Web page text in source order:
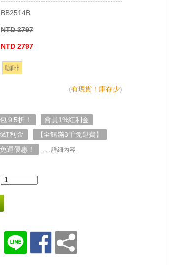
BB2514B
NTD 3797
NTD 2797
咖啡
(有現貨！庫存少)
９5折！
會員1%紅利金
紅利金
【全館滿3千免運費】
運優惠！
. . . 詳細內容